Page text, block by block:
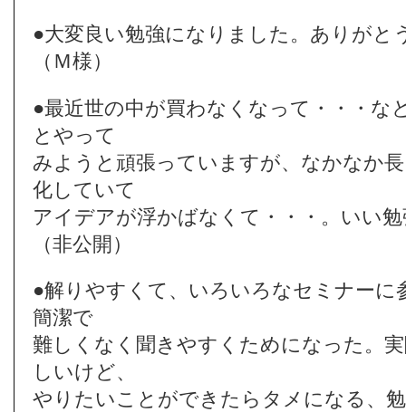
●大変良い勉強になりました。ありがと
（Ｍ様）
●最近世の中が買わなくなって・・・な
とやって
みようと頑張っていますが、なかなか
化していて
アイデアが浮かばなくて・・・。いい
（非公開）
●解りやすくて、いろいろなセミナーに
簡潔で
難しくなく聞きやすくためになった。
しいけど、
やりたいことができたらタメになる、